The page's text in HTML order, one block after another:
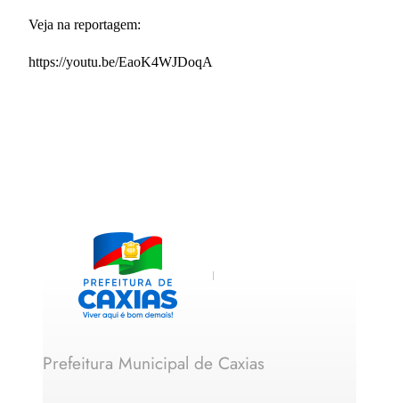
Veja na reportagem:
https://youtu.be/EaoK4WJDoqA
Prefeitura Municipal de Caxias